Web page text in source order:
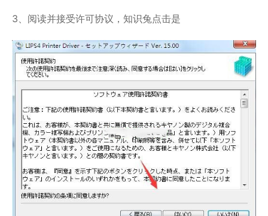
3、阅读并接受许可协议，知识兔点击是